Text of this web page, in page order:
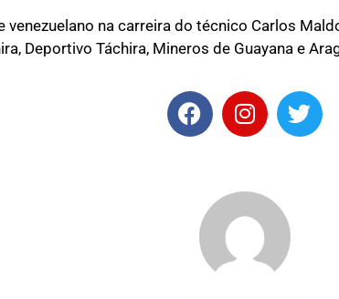
venezuelano na carreira do técnico Carlos
Deportivo Táchira, Mineros de Guayana e